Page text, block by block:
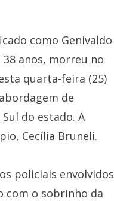
como Genivaldo
38 anos, morreu no
quarta-feira (25)
de
do estado. A
Cecília Bruneli.
policiais envolvidos
com o sobrinho da